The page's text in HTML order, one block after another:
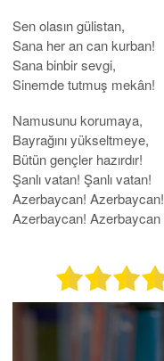
Sen olasın gülistan,
Sana her an can kurban!
Sana binbir sevgi,
Sinemde tutmuş mekân!
Namusunu korumaya,
Bayrağını yükseltmeye,
Bütün gençler hazırdır!
Şanlı vatan! Şanlı vatan!
Azerbaycan! Azerbaycan!
Azerbaycan! Azerbaycan